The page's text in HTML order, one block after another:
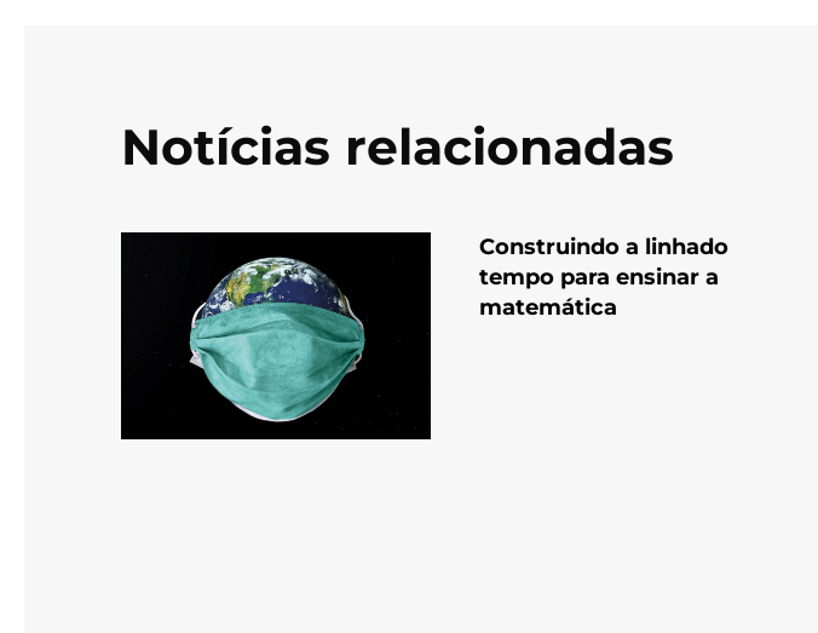
Notícias relacionadas
Construindo a linhado
tempo para ensinar a
matemática